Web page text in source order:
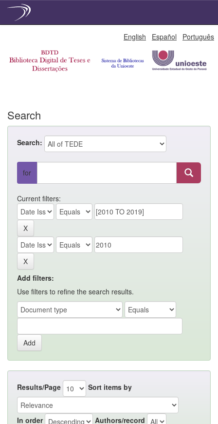
English Español Português
Search
Search:
for
Current filters:
Add filters:
Use filters to refine the search results.
Results/Page Sort items by
In order Authors/record